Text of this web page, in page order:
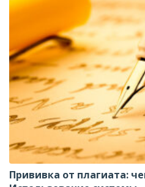
Прививка от плагиата: